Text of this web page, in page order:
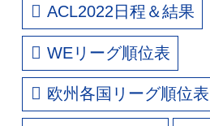
ACL2022日程＆結果
WEリーグ順位表
欧州各国リーグ順位表